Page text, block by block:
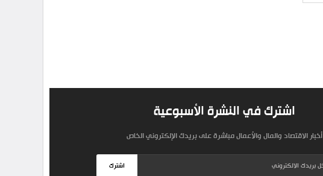
اشترك في النشرة الأسبوعية
أخبار الاقتصاد والمال والأعمال مباشرة على بريدك الإلكتروني الخاص
اشترك